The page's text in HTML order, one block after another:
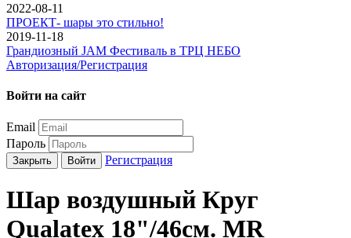
2022-08-11
ПРОЕКТ- шары это стильно!
2019-11-18
Грандиозный JAM Фестиваль в ТРЦ НЕБО
Авторизация/Регистрация
Войти на сайт
Email
Пароль
Закрыть Войти Регистрация
Шар воздушный Круг
Qualatex 18"/46см. MR